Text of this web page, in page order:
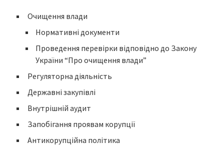
Очищення влади
Нормативні документи
Проведення перевірки відповідно до Закону
України “Про очищення влади”
Регуляторна діяльність
Державні закупівлі
Внутрішній аудит
Запобігання проявам корупції
Антикорупційна політика